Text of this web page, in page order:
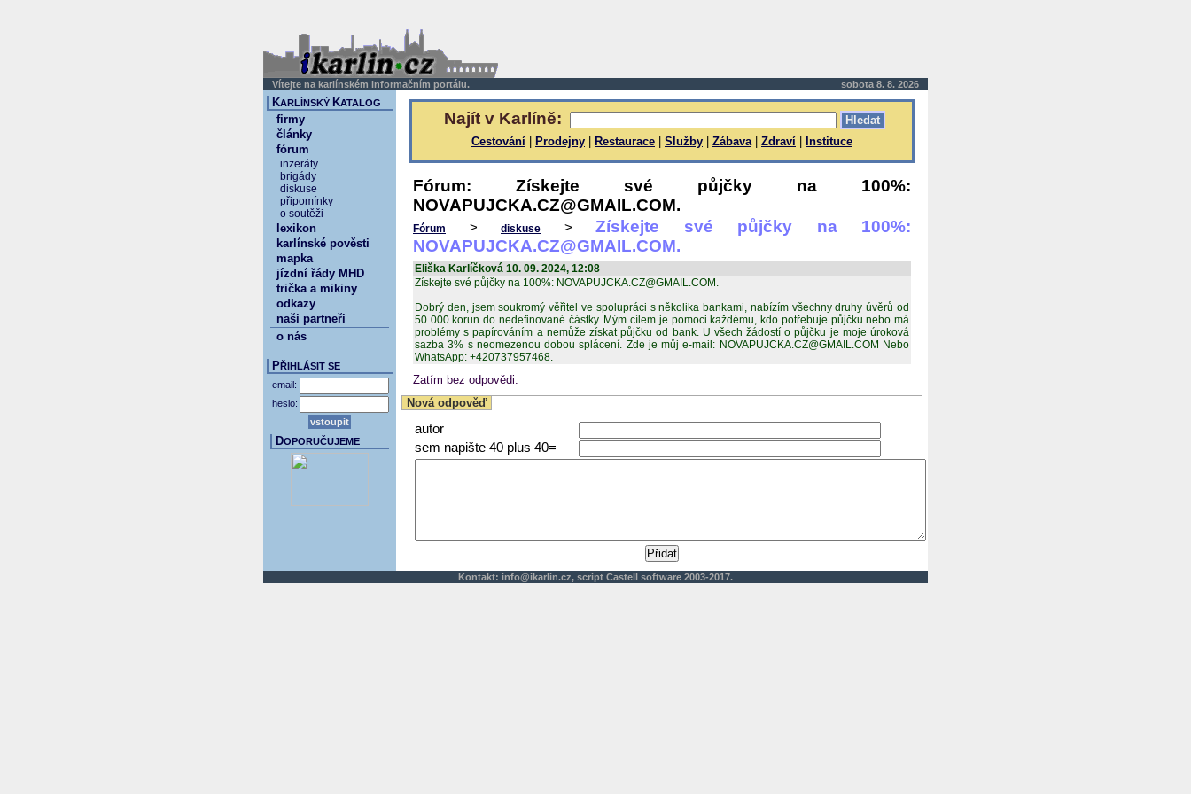
Vítejte na karlínském informačním portálu. sobota 8. 8. 2026
Najít v Karlíně:
Cestování Prodejny Restaurace Služby Zábava| Zdraví Instituce
Fórum: Získejte své půjčky na 100%:
NOVAPUJCKA.CZ@GMAIL.COM.
Fórum > diskuse > Získejte své půjčky na 100%:
NOVAPUJCKA.CZ@GMAIL.COM.
Eliška Karlíčková 10. 09. 2024, 12:08
Získejte své půjčky na 100%: NOVAPUJCKA.CZ@GMAIL.COM.
Dobrý den, jsem soukromý věřitel ve spolupráci s několika bankami, nabízím všechny druhy úvěrů od
50 000 korun do nedefinované částky. Mým cílem je pomoci každému, kdo potřebuje půjčku nebo má
problémy s papírováním a nemůže získat půjčku od bank. U všech žádostí o půjčku je moje úroková
sazba 3% s neomezenou dobou splácení. Zde je můj e-mail: NOVAPUJCKA.CZ@GMAIL.COM Nebo
WhatsApp: +420737957468.
Zatím bez odpovědi.
Nová odpověď
autor
sem napište 40 plus 40=
KARLÍNSKÝ KATALOG
firmy
články
fórum
inzeráty
brigády
diskuse
připomínky
o soutěži
lexikon
karlínské pověsti
mapka
jízdní řády MHD
trička a mikiny
odkazy
naši partneři
o nás
PŘIHLÁSIT SE
email:
heslo:
DOPORUČUJEME
Kontakt: info@ikarlin.cz, script Castell software 2003-2017.